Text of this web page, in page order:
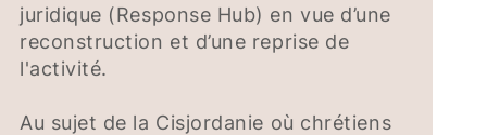
juridique (Response Hub) en vue d’une
reconstruction et d’une reprise de
l'activité.
Au sujet de la Cisjordanie où chrétiens